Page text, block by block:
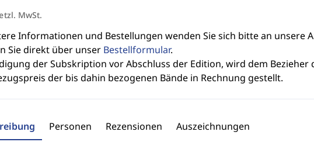
MwSt.
Informationen und Bestellungen wenden Sie sich bitte an unsere
Sie direkt über unser Bestellformular.
der Subskription vor Abschluss der Edition, wird dem
der bis dahin bezogenen Bände in Rechnung gestellt.
Personen Rezensionen Auszeichnungen